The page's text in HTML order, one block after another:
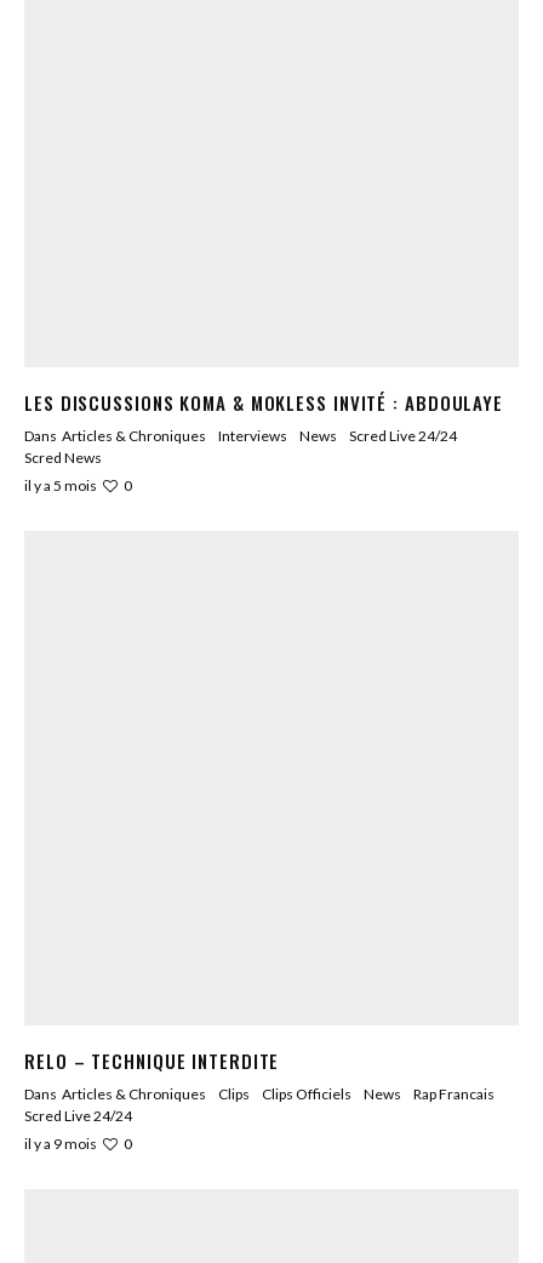
LES DISCUSSIONS KOMA & MOKLESS INVITÉ : ABDOULAYE
Dans Articles & Chroniques Interviews News
Scred Live 24/24
Scred News
il y a 5 mois
0
RELO – TECHNIQUE INTERDITE
Dans Articles & Chroniques Clips Clips Officiels News
Rap Francais
Scred Live 24/24
il y a 9 mois
0